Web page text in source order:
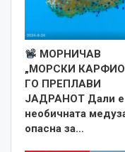
МОРНИЧАВ
„МОРСКИ
ГО ПРЕПЛАВИ
ЈАДРАНОТ Дали е
необичната
опасна за…